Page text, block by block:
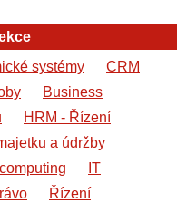
systémy
CRM
Business
HRM - Řízení
a údržby
IT
Řízení